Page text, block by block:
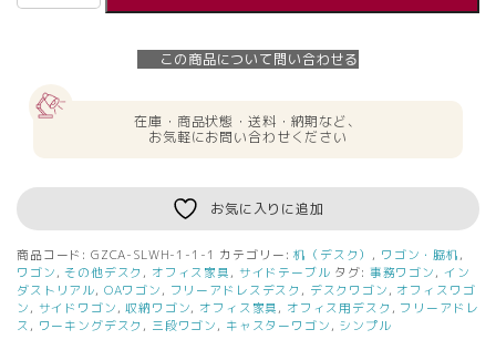
チ
ー
脚
デ
ス
ク
この商品について問い合わせる
在庫・商品状態・送料・納期など、
お気軽にお問い合わせください
お気に入りに追加
商品コード: GZCA-SLWH-1-1-1 カテゴリー:机（デスク） , ワゴン・脇机 ,
ワゴン ,その他デスク , オフィス家具 , サイドテーブル タグ: 事務ワゴン , イン
ダストリアル, OAワゴン , フリーアドレスデスク , デスクワゴン , オフィスワゴ
ン , サイドワゴン ,収納ワゴン, オフィス家具 , オフィス用デスク , フリーアドレ
ス , ワーキングデスク , 三段ワゴン , キャスターワゴン , シンプル